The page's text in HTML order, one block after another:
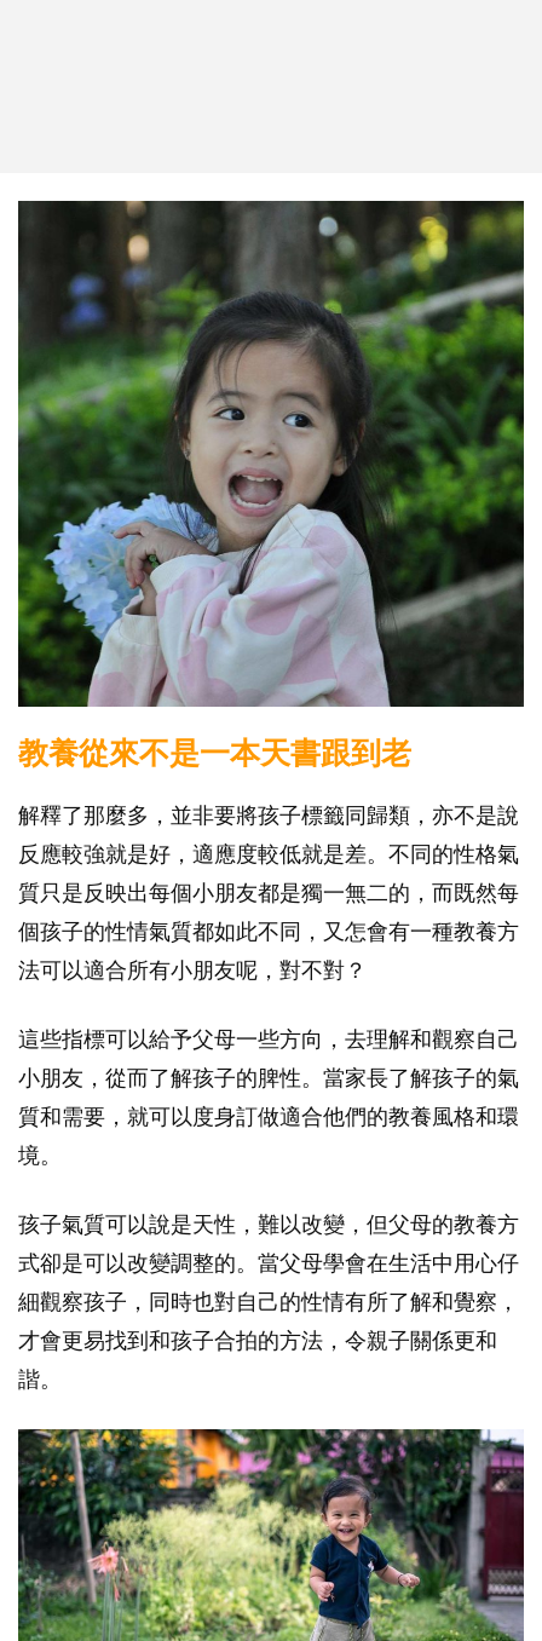
教養從來不是一本天書跟到老
解釋了那麼多，並非要將孩子標籤同歸類，亦不是說
反應較強就是好，適應度較低就是差。不同的性格氣
質只是反映出每個小朋友都是獨一無二的，而既然每
個孩子的性情氣質都如此不同，又怎會有一種教養方
法可以適合所有小朋友呢，對不對？
這些指標可以給予父母一些方向，去理解和觀察自己
小朋友，從而了解孩子的脾性。當家長了解孩子的氣
質和需要，就可以度身訂做適合他們的教養風格和環
境。
孩子氣質可以說是天性，難以改變，但父母的教養方
式卻是可以改變調整的。當父母學會在生活中用心仔
細觀察孩子，同時也對自己的性情有所了解和覺察，
才會更易找到和孩子合拍的方法，令親子關係更和
諧。